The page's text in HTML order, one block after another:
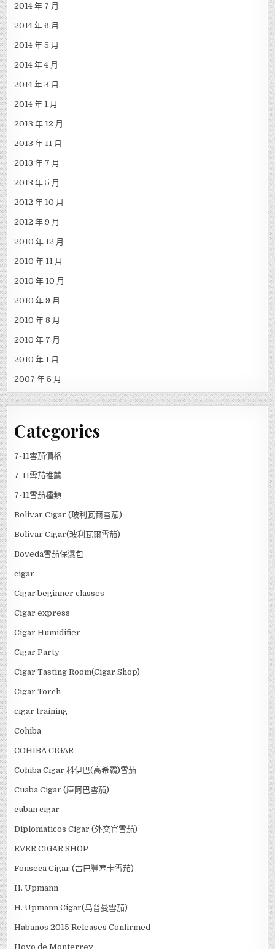
2014 年 7 月
2014 年 6 月
2014 年 5 月
2014 年 4 月
2014 年 3 月
2014 年 1 月
2013 年 12 月
2013 年 11 月
2013 年 7 月
2013 年 5 月
2012 年 10 月
2012 年 9 月
2010 年 12 月
2010 年 11 月
2010 年 10 月
2010 年 9 月
2010 年 8 月
2010 年 7 月
2010 年 1 月
2007 年 5 月
Categories
7-11雪茄價格
7-11雪茄推薦
7-11雪茄種類
Bolivar Cigar (玻利瓦爾雪茄)
Bolivar Cigar(玻利瓦爾雪茄)
Boveda雪茄保濕包
cigar
Cigar beginner classes
Cigar express
Cigar Humidifier
Cigar Party
Cigar Tasting Room(Cigar Shop)
Cigar Torch
cigar training
Cohiba
COHIBA CIGAR
Cohiba Cigar 科伊巴(高希霸)雪茄
Cuaba Cigar (庫阿巴雪茄)
cuban cigar
Diplomaticos Cigar (外交官雪茄)
EVER CIGAR SHOP
Fonseca Cigar (古巴豐塞卡雪茄)
H. Upmann
H. Upmann Cigar(乌普曼雪茄)
Habanos 2015 Releases Confirmed
Hoyo de Monterrey